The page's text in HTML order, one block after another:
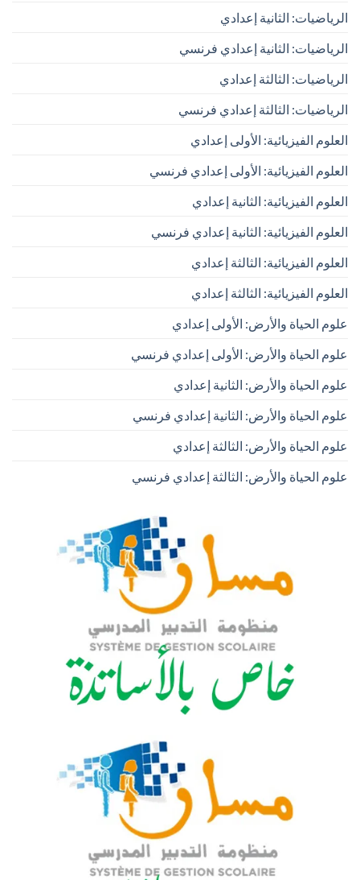
الرياضيات: الثانية إعدادي
الرياضيات: الثانية إعدادي فرنسي
الرياضيات: الثالثة إعدادي
الرياضيات: الثالثة إعدادي فرنسي
العلوم الفيزيائية: الأولى إعدادي
العلوم الفيزيائية: الأولى إعدادي فرنسي
العلوم الفيزيائية: الثانية إعدادي
العلوم الفيزيائية: الثانية إعدادي فرنسي
العلوم الفيزيائية: الثالثة إعدادي
العلوم الفيزيائية: الثالثة إعدادي
علوم الحياة والأرض: الأولى إعدادي
علوم الحياة والأرض: الأولى إعدادي فرنسي
علوم الحياة والأرض: الثانية إعدادي
علوم الحياة والأرض: الثانية إعدادي فرنسي
علوم الحياة والأرض: الثالثة إعدادي
علوم الحياة والأرض: الثالثة إعدادي فرنسي